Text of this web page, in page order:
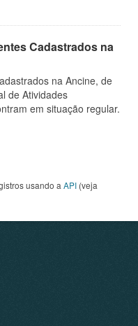
Cadastrados na
na Ancine, de
de Atividades
em situação regular.
usando a API (veja